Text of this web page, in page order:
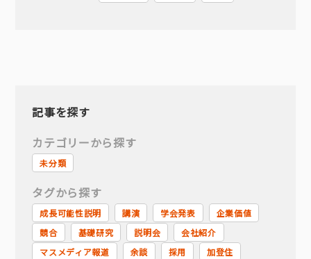
記事を探す
カテゴリーから探す
未分類
タグから探す
成長可能性説明 講演 学会発表
企業価値
競合
基礎研究 説明会
会社紹介
マスメディア報道
余談 採用
加登住